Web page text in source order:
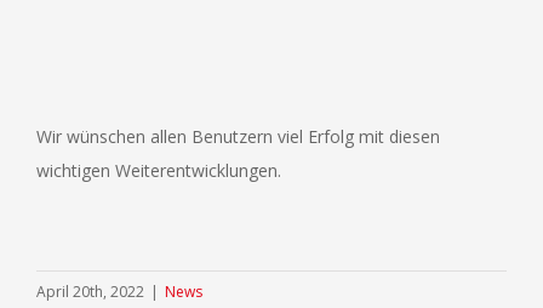
Wir wünschen allen Benutzern viel Erfolg mit diesen
wichtigen Weiterentwicklungen.
April 20th, 2022 | News